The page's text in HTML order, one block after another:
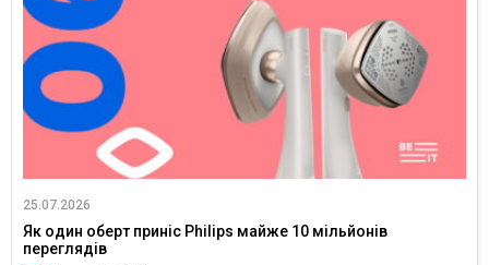
25.07.2026
Як один оберт приніс Philips майже 10 мільйонів
переглядів